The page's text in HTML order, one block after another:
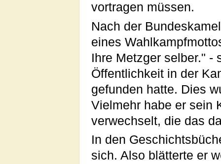
vortragen müssen.
Nach der
eines
Ihre Metzger selber." -
Öffentlichkeit in der
gefunden hatte. Dies
Vielmehr habe er sein
verwechselt, die das
In den
sich. Also blätterte er